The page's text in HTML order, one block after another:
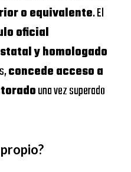
o equivalente. El
oficial
y homologado
concede acceso a
una vez superado